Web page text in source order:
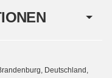
Deutschland,